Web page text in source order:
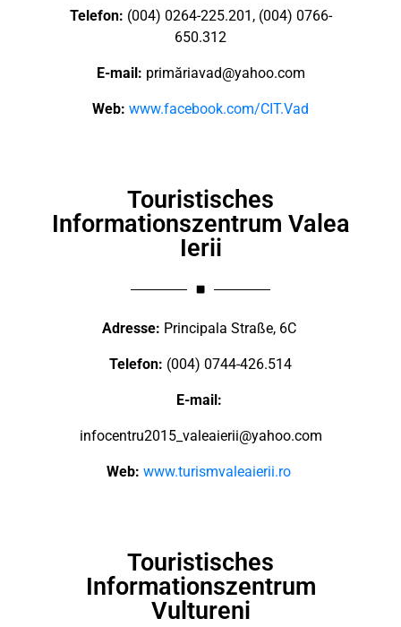
Telefon: (004) 0264-225.201, (004) 0766-
650.312
E-mail: primăriavad@yahoo.com
Web: www.facebook.com/CIT.Vad
Touristisches
Informationszentrum Valea
Ierii
Adresse: Principala Straße, 6C
Telefon: (004) 0744-426.514
E-mail:
infocentru2015_valeaierii@yahoo.com
Web: www.turismvaleaierii.ro
Touristisches
Informationszentrum
Vultureni